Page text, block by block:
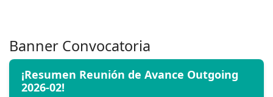
Banner Convocatoria
¡Resumen Reunión de Avance Outgoing
2026-02!